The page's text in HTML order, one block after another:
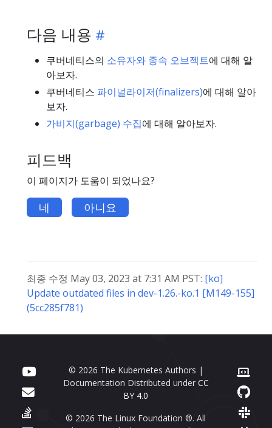
다음 내용
쿠버네티스의 소유자와 종속 오브젝트에 대해 알
아보자.
쿠버네티스 파이널라이저(finalizers)에 대해 알아
보자.
가비지(garbage) 수집에 대해 알아보자.
피드백
이 페이지가 도움이 되었나요?
네 아니요
최종 수정 May 03, 2023 at 7:31 AM PST: [ko]
Update outdated files in dev-1.26.-ko.1 [M149-155]
(5cc285f781)
© 2026 The Kubernetes Authors |
Documentation Distributed under CC
BY 4.0
© 2026 The Linux Foundation ®. All